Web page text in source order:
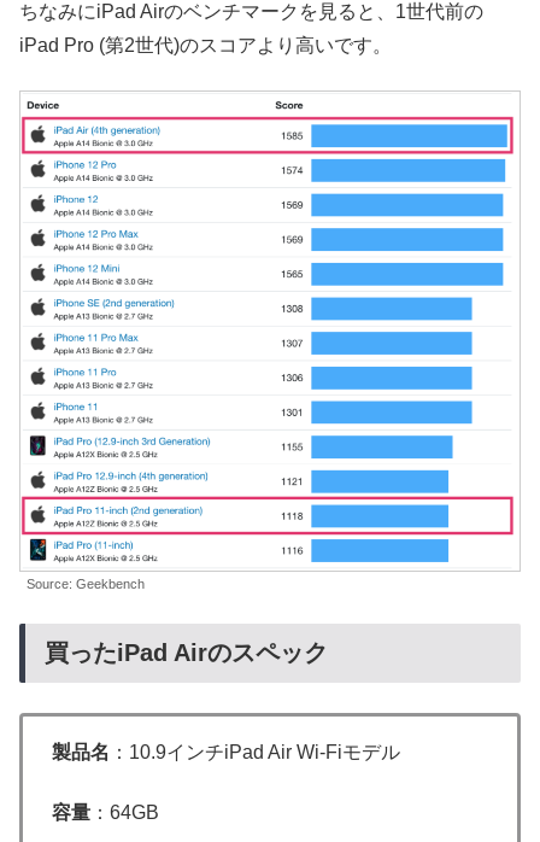
ちなみにiPad Airのベンチマークを見ると、1世代前の
iPad Pro (第2世代)のスコアより高いです。
Source: Geekbench
買ったiPad Airのスペック
製品名 ：10.9インチiPad Air Wi-Fiモデル
容量 ：64GB